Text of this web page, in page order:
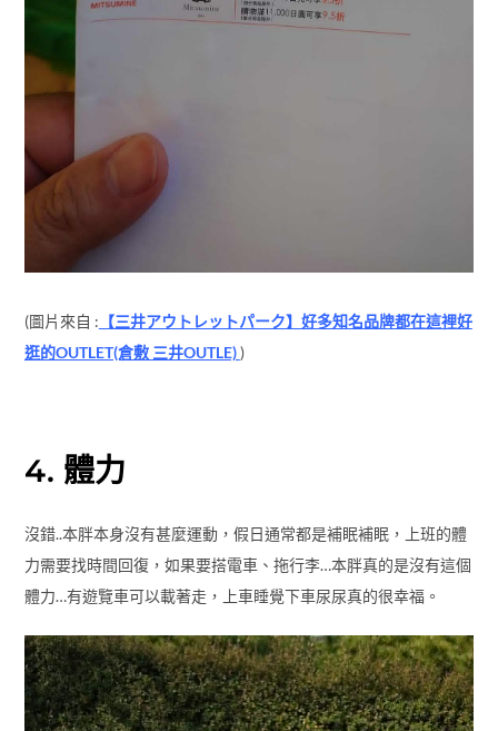
(圖片來自 :
4. 體力
力需要找時間回復，如果要搭電車、拖行李…本胖真的是沒有這個
體力…有遊覽車可以載著走，上車睡覺下車尿尿真的很幸福。